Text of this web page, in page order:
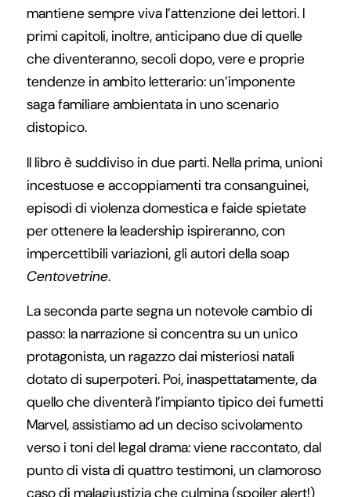
mantiene sempre viva l’attenzione dei lettori. I
primi capitoli, inoltre, anticipano due di quelle
che diventeranno, secoli dopo, vere e proprie
tendenze in ambito letterario: un’imponente
saga familiare ambientata in uno scenario
distopico.
Il libro è suddiviso in due parti. Nella prima, unioni
incestuose e accoppiamenti tra consanguinei,
episodi di violenza domestica e faide spietate
per ottenere la leadership ispireranno, con
impercettibili variazioni, gli autori della soap
Centovetrine.
La seconda parte segna un notevole cambio di
passo: la narrazione si concentra su un unico
protagonista, un ragazzo dai misteriosi natali
dotato di superpoteri. Poi, inaspettatamente, da
quello che diventerà l’impianto tipico dei fumetti
Marvel, assistiamo ad un deciso scivolamento
verso i toni del legal drama: viene raccontato, dal
punto di vista di quattro testimoni, un clamoroso
caso di malagiustizia che culmina (spoiler alert!)